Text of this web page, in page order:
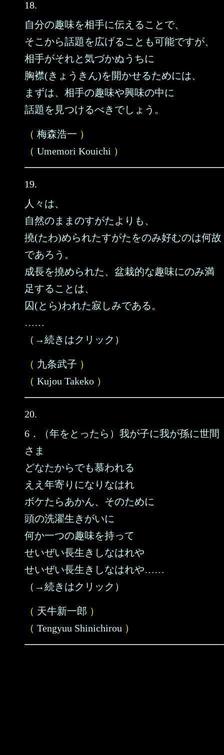
18.
自分の趣味を相手に伝えることで、
そこから話題を広げることも可能ですが、
相手がそれと気づかぬうちに
胸襟(きょうきん)を開かせるためには、
まずは、相手の趣味や興味の中に
話題を見つけるべきでしょう。
（ 梅森浩一 ）
（ Umemori Kouichi ）
19.
人々は、
自然のままのすがたよりも、
撓(たわ)められたすがたをのみ好むのは何故
であろう。
成長を撓められた、盆栽的な趣味にのみ満
足することは、
囚(とら)われた寂しみである。
……
（→続きはクリック）
（ 九条武子 ）
（ Kujou Takeko ）
20.
6．（年をとったら）我が子に我が孫に世間
さま
どなたからでも慕われる
ええ年寄りになりなはれ
ボケたらあかん、そのために
頭の洗濯生きがいに
何か一つの趣味を持って
せいぜい長生きしなはれや
せいぜい長生きしなはれや……
（→続きはクリック）
（ 天牛新一郎 ）
（ Tengyuu Shinichirou ）